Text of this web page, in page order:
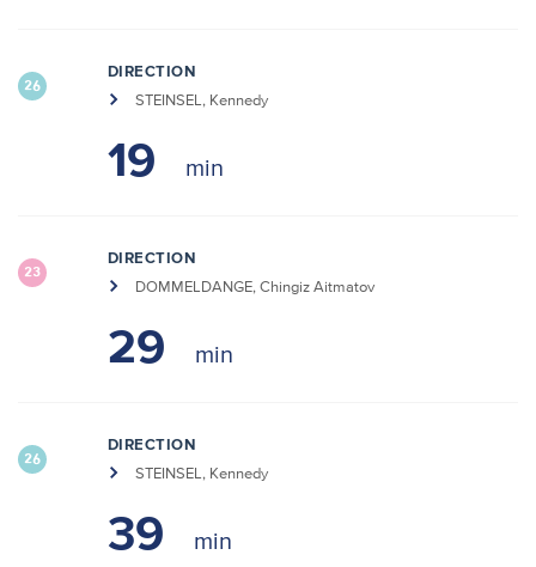
26
DIRECTION
STEINSEL, Kennedy
19
23
DIRECTION
DOMMELDANGE, Chingiz Aitmatov
29
26
DIRECTION
STEINSEL, Kennedy
39